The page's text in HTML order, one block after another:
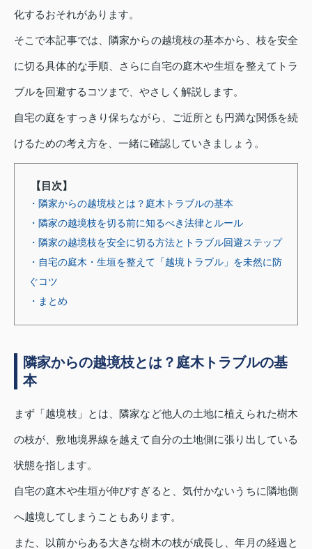
化するおそれがあります。
そこで本記事では、隣家からの越境枝の基本から、枝を安全
に切る具体的な手順、さらに自宅の庭木や生垣を整えてトラ
ブルを回避するコツまで、やさしく解説します。
自宅の庭をすっきり保ちながら、ご近所とも円満な関係を続
けるための考え方を、一緒に確認していきましょう。
【目次】
・隣家からの越境枝とは？庭木トラブルの基本
・隣家の越境枝を切る前に知るべき法律とルール
・隣家の越境枝を安全に切る方法とトラブル回避ステップ
・自宅の庭木・生垣を整えて「越境トラブル」を未然に防
ぐコツ
・まとめ
隣家からの越境枝とは？庭木トラブルの基
本
まず「越境枝」とは、隣家など他人の土地に植えられた樹木
の枝が、敷地境界線を越えて自分の土地側に張り出している
状態を指します。
自宅の庭木や生垣が伸びすぎると、気付かないうちに隣地側
へ越境してしまうこともあります。
また、以前からある大きな樹木の枝が成長し、年月の経過と